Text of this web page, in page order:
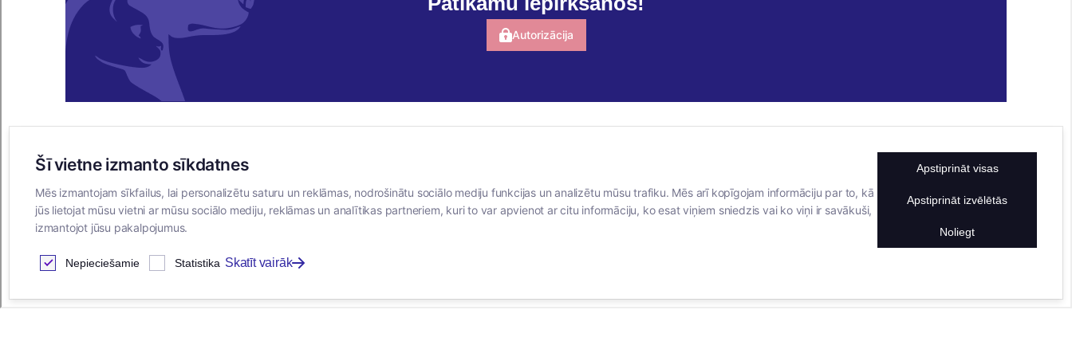
Autorizācija
E-VEIKALS
Iegādes noteikumi
Privātuma politika
Sīkdatņu noteikumi
Par mums
Vakances
facebook
linkedIn
KONTAKTINFORMĀCIJA
TĀLRUNIS
+371 25911816
info@bertasnams.lv
Šī vietne izmanto sīkdatnes
Mēs izmantojam sīkfailus, lai personalizētu saturu un reklāmas, nodrošinātu sociālo mediju funkcijas un analizētu mūsu trafiku. Mēs arī kopīgojam informāciju par to, kā
jūs lietojat mūsu vietni ar mūsu sociālo mediju, reklāmas un analītikas partneriem, kuri to var apvienot ar citu informāciju, ko esat viņiem sniedzis vai ko viņi ir savākuši,
izmantojot jūsu pakalpojumus.
Nepieciešamie Statistika Skatīt vairāk
Apstiprināt visas
Apstiprināt izvēlētās
Noliegt